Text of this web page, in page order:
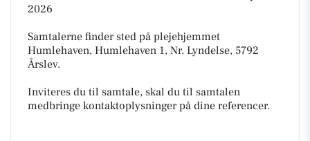
2026
Samtalerne finder sted på plejehjemmet
Humlehaven, Humlehaven 1, Nr. Lyndelse, 5792
Årslev.
Inviteres du til samtale, skal du til samtalen
medbringe kontaktoplysninger på dine referencer.